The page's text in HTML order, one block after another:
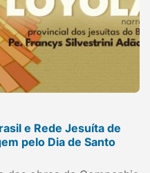
e Rede Jesuíta de
pelo Dia de Santo